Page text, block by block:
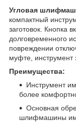
Угловая
компактный
заготовок. Кнопка
долговременного
повреждении
муфте, инструмент
Преимущества:
Инструмент
более
Основная
шлифмашины